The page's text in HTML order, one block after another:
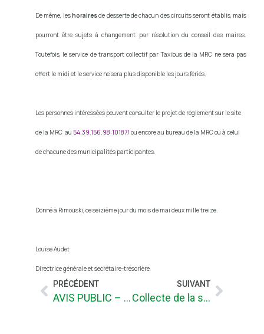
De même, leshorairesde desserte de chacun des circuits seront établis, mais
pourront être sujets à changement par résolution du conseil des maires.
Toutefois, le service de transport collectif par Taxibus de la MRC ne sera pas
offert le midi et le service ne sera plus disponible les jours fériés.
Les personnes intéressées peuvent consulter le projet de règlement sur le site
de la MRC au 54.39.156.98:10187/ou encore au bureau de la MRC ou à celui
de chacune des municipalités participantes.
Donné à Rimouski, ce seizième jour du mois de mai deux mille treize.
Louise Audet
Directrice générale et secrétaire-trésorière
PRÉCÉDENT
AVIS PUBLIC – CONSULTATION SUR LE PROJET DE RÈGLEMENT MODIFIANT LE SCHÉMA D’AMÉNAGEMENT ET DE DÉVELOPPEMENT
SUIVANT
Collecte de la solidarité